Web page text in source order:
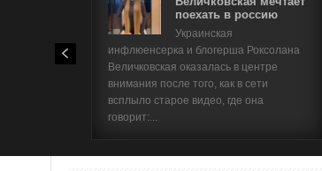
поехать в россию
Украинская
инфлюенсерка и блогерша Роксолана
Величковская оказалась в центре
внимания после того, как в сети
всплыло старое видео, где она
говорит:...